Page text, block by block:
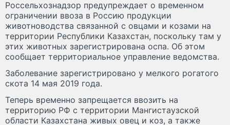
Россельхознадзор предупреждает о временном
ограничении ввоза в Россию продукции
животноводства связанной с овцами и козами на
территории Республики Казахстан, поскольку там у
этих животных зарегистрирована оспа. Об этом
сообщает территориальное управление ведомства.
Заболевание зарегистрировано у мелкого рогатого
скота 14 мая 2019 года.
Теперь временно запрещается ввозить на
территорию РФ с территории Мангистаузской
области Казахстана живых овец и коз, а также